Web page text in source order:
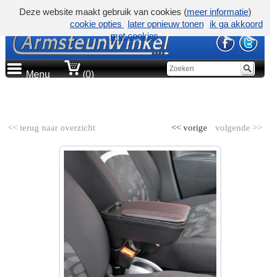
Menu (0)
<< terug naar overzicht volgende >>
<< vorige
Deze website maakt gebruik van cookies (meer informatie)
cookie opties
later opnieuw tonen
ik ga akkoord
met cookies